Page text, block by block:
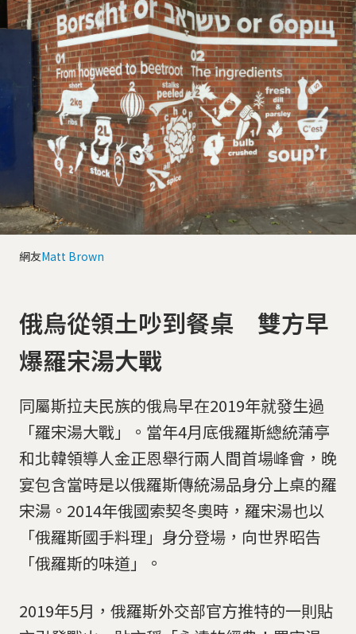
網友Matt Brown
俄烏從領土吵到餐桌 雙方早
爆羅宋湯大戰
同屬斯拉夫民族的俄烏早在2019年就發生過
「羅宋湯大戰」。當年4月底俄羅斯總統蒲亭
和北韓領導人金正恩舉行兩人間首場峰會，晚
宴包含當時是以俄羅斯傳統湯品身分上桌的羅
宋湯。2014年俄國索契冬奧時，羅宋湯也以
「俄羅斯國手料理」身分登場，向世界昭告
「俄羅斯的味道」。
2019年5月，俄羅斯外交部官方推特的一則貼